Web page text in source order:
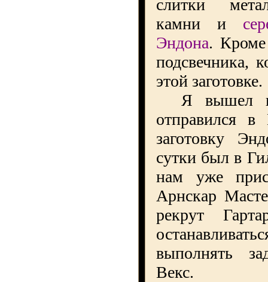
слитки
камни и
Эндона.
подсвечника,
этой заготовке.
Я вышел
отправился
заготовку
сутки был в
нам уже
Арнскар
рекрут
выполнять
Векс.